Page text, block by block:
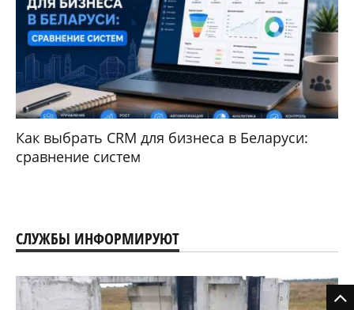
Как выбрать CRM для бизнеса в Беларуси:
сравнение систем
СЛУЖБЫ ИНФОРМИРУЮТ